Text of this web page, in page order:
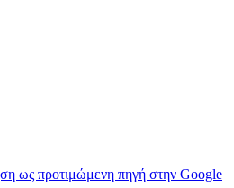
ως προτιμώμενη πηγή στην Google